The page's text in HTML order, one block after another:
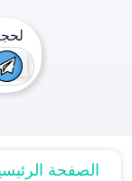
الصفحة